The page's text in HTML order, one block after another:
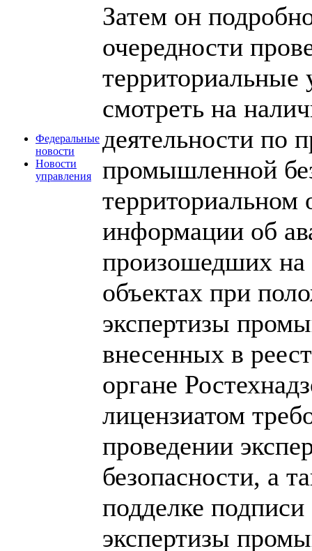
Федеральные
новости
Новости
управления
Затем он
очередности
территориальные
смотреть на
деятельности по
промышленной
территориальном
информации об
произошедших на
объектах при
экспертизы
внесенных в
органе
лицензиатом
проведении
безопасности, а
подделке
экспертизы